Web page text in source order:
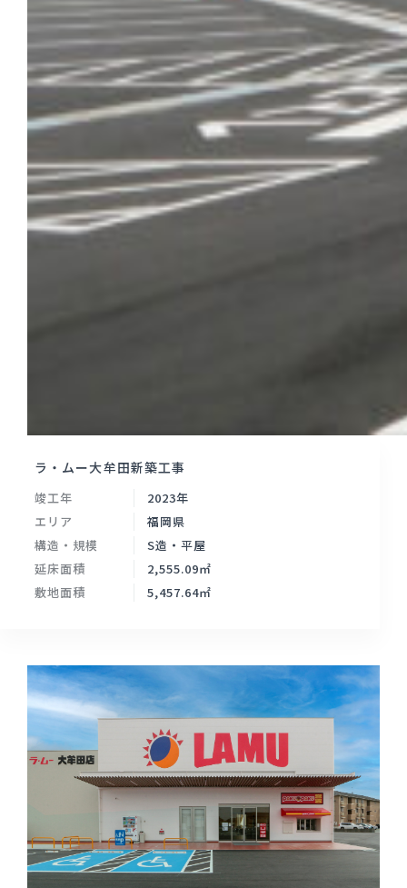
ラ・ムー大牟田新築工事
竣工年
2023年
エリア
福岡県
構造・規模
S造・平屋
延床面積
2,555.09㎡
敷地面積
5,457.64㎡